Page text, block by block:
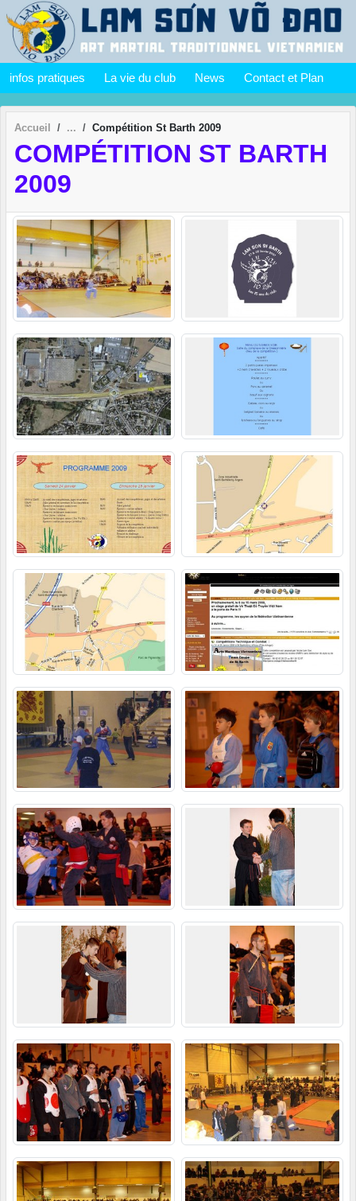
infos pratiques La vie du club News Contact et Plan
Accueil Compétition St Barth 2009
COMPÉTITION ST BARTH
2009
Panneau de gestion des cookies